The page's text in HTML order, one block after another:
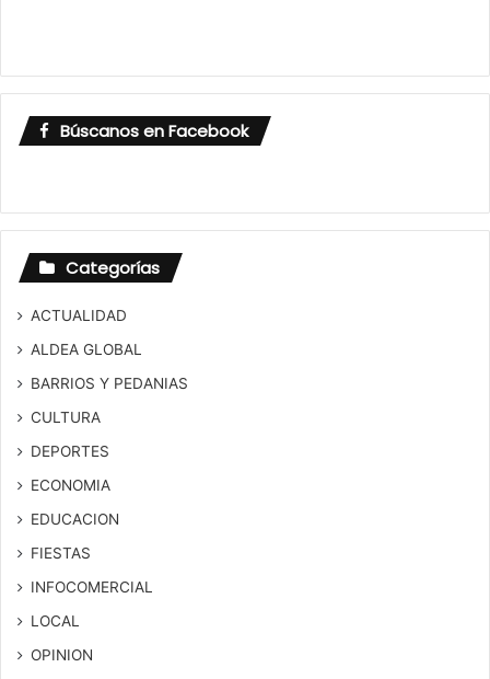
Búscanos en Facebook
Categorías
ACTUALIDAD
ALDEA GLOBAL
BARRIOS Y PEDANIAS
CULTURA
DEPORTES
ECONOMIA
EDUCACION
FIESTAS
INFOCOMERCIAL
LOCAL
OPINION